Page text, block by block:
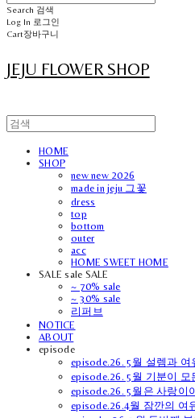
Search 검색
Log In 로그인
Cart장바구니
JEJU FLOWER SHOP
HOME
SHOP
new new 2026
made in jeju 그꽃
dress
top
bottom
outer
acc
HOME SWEET HOME
SALE sale SALE
~ 70% sale
~ 30% sale
리퍼브
NOTICE
ABOUT
episode
episode.26. 5월 설렘과 여
episode.26. 5월 기분이 모
episode.26. 5월은 사랑이
episode.26.4월 잠깐의 여